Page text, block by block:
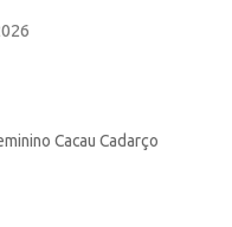
Cacau Cadarço